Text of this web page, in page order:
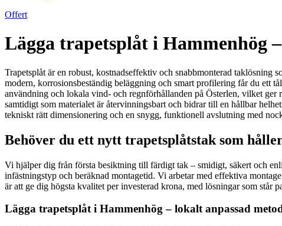
Offert
Lägga trapetsplåt i Hammenhög
Trapetsplåt är en robust, kostnadseffektiv och snabbmonterad
modern, korrosionsbeständig beläggning och smart profilering får du ett
användning och lokala vind- och regnförhållanden på Österlen, vilket
samtidigt som materialet är återvinningsbart och bidrar till en hållbar
tekniskt rätt dimensionering och en snygg, funktionell avslutning med
Behöver du ett nytt trapetsplåtstak som
Vi hjälper dig från första besiktning till färdigt tak – smidigt, säkert och
infästningstyp och beräknad montagetid. Vi arbetar med effektiva
är att ge dig högsta kvalitet per investerad krona, med lösningar som
Lägga trapetsplåt i Hammenhög – lokalt anpassad